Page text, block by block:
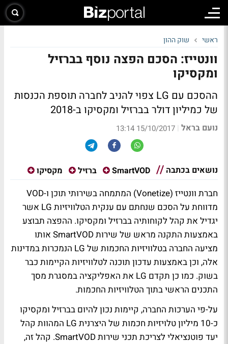
ראשי שוק ההון
וונטייז: הסכם הפצה נוסף בברזיל
ומקסיקו
ההסכם עם LG צפוי להניב לחברה תוספת הכנסות
של כמיליון דולר בברזיל ומקסיקו ב-2018
נועם בראל |
15/10/2017 13:14
נושאים בכתבה SmartVOD ברזיל מקסיקו
חברת וונטייז (Vonetize) המתמחה בשירותי תוכן ו-VOD
מדווחת על הסכם שנחתם עם ענקית הטלוויזיות LG אשר
יגדיל את קהל לקוחותיה בברזיל ומקסיקו. ההפצה תבוצע
באמצעות התקנה מראש של שירות SmartVOD אותו
מציעה החברה בטלוויזיות החכמות של LG הנמכרות במדינות
אלה, וכן באמצעות עדכון תוכנה לטלוויזיות הקיימות כבר
בשוק. כמו כן תקדם LG את האפליקציה במסגרת מסך
התכנים הראשי בתוך הטלוויזיות החכמות.
על-פי הערכות החברה, קיימות נכון להיום בברזיל ומקסיקו
כ-10 מיליון טלויזיות חכמות של היצרנית LG המהוות קהל
יעד פוטנציאלי לצריכת תכני שירות SmartVOD. קהל זה,